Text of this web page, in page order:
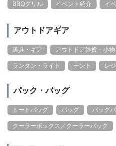
BBQグリル イベント紹介 イ
アウトドアギア
道具・ギア アウトドア雑貨・小物
ランタン・ライト テント レ
パック・バッグ
トートバッグ バッグ バッグ
クーラーボックス／クーラーバック